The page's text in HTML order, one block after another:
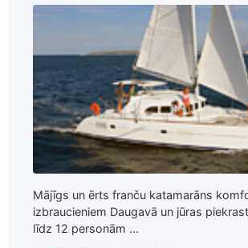
Mājīgs un ērts franču katamarāns
izbraucieniem Daugavā un jūras
līdz 12 personām ...